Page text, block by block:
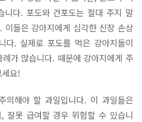
니다. 포도와 건포도는 절대 주지 말
이들은 강아지에게 심각한 신장 손상
다. 실제로 포도를 먹은 강아지들이
가 많습니다. 때문에 강아지에게 주
요!
의해야 할 과일입니다. 이 과일들은
잘못 급여할 경우 위험할 수 있습니